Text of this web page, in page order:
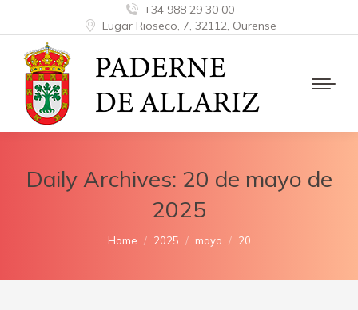
+34 988 29 30 00
Lugar Rioseco, 7, 32112, Ourense
Daily Archives: 20 de mayo de
2025
You are here:
Home 2025 mayo 20